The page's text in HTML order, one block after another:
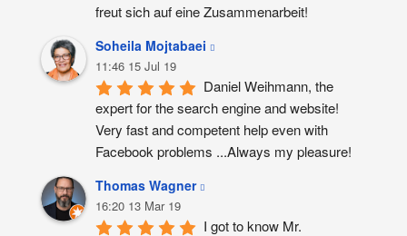
freut sich auf eine Zusammenarbeit!
Soheila Mojtabaei
11:46 15 Jul 19
Daniel Weihmann, the
expert for the search engine and website!
Very fast and competent help even with
Facebook problems ...Always my pleasure!
Thomas Wagner
16:20 13 Mar 19
I got to know Mr.